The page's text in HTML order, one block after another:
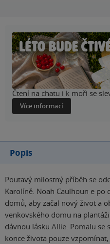
Čtení na chatu i k moři se
Více informací
Popis
Poutavý milostný příběh se
Karolíně. Noah Caulhoun e po
domů, aby začal nový život a
venkovského domu na
dávnou lásku Allie. Pomalu se
konce života pouze